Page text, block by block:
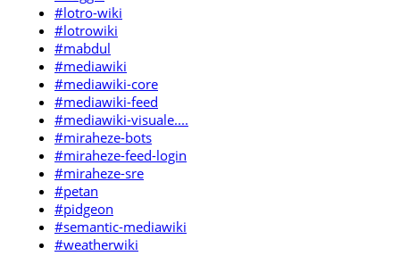
#lotro-wiki
#lotrowiki
#mabdul
#mediawiki
#mediawiki-core
#mediawiki-feed
#mediawiki-visuale....
#miraheze-bots
#miraheze-feed-login
#miraheze-sre
#petan
#pidgeon
#semantic-mediawiki
#weatherwiki